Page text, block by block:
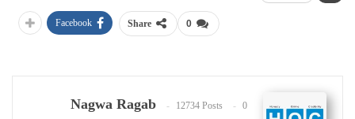
0
Share
Facebook
Nagwa Ragab 12734 Posts 0